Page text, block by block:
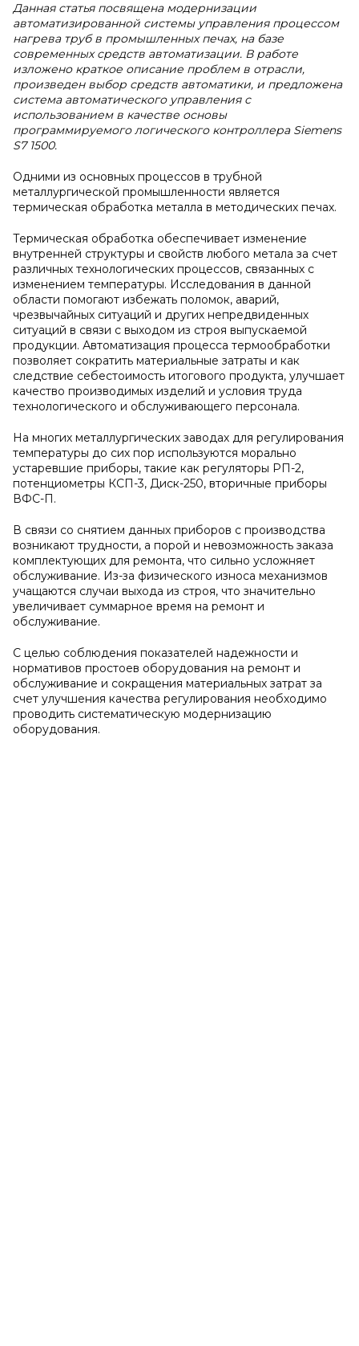
Данная статья посвящена модернизации
автоматизированной системы управления процессом
нагрева труб в промышленных печах, на базе
современных средств автоматизации. В работе
изложено краткое описание проблем в отрасли,
произведен выбор средств автоматики, и предложена
система автоматического управления с
использованием в качестве основы
программируемого логического контроллера Siemens
S7 1500.
Одними из основных процессов в трубной
металлургической промышленности является
термическая обработка металла в методических печах.
Термическая обработка обеспечивает изменение
внутренней структуры и свойств любого метала за счет
различных технологических процессов, связанных с
изменением температуры. Исследования в данной
области помогают избежать поломок, аварий,
чрезвычайных ситуаций и других непредвиденных
ситуаций в связи с выходом из строя выпускаемой
продукции. Автоматизация процесса термообработки
позволяет сократить материальные затраты и как
следствие себестоимость итогового продукта, улучшает
качество производимых изделий и условия труда
технологического и обслуживающего персонала.
На многих металлургических заводах для регулирования
температуры до сих пор используются морально
устаревшие приборы, такие как регуляторы РП-2,
потенциометры КСП-3, Диск-250, вторичные приборы
ВФС-П.
В связи со снятием данных приборов с производства
возникают трудности, а порой и невозможность заказа
комплектующих для ремонта, что сильно усложняет
обслуживание. Из-за физического износа механизмов
учащаются случаи выхода из строя, что значительно
увеличивает суммарное время на ремонт и
обслуживание.
С целью соблюдения показателей надежности и
нормативов простоев оборудования на ремонт и
обслуживание и сокращения материальных затрат за
счет улучшения качества регулирования необходимо
проводить систематическую модернизацию
оборудования.